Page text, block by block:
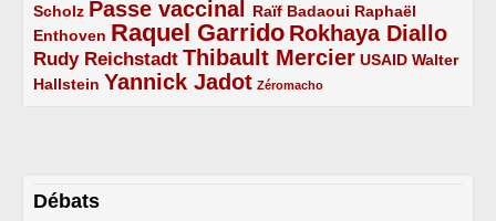
Scholz
2/5 Passe vaccinal
4/5 Raïf Badaoui
2/5
Raphaël
Enthoven
2/5 Raquel Garrido
5/5 Rokhaya Diallo
4/5
Rudy Reichstadt
3/5 Thibault Mercier
4/5 USAID
2/5
Walter
Hallstein
2/5 Yannick Jadot
4/5 Zéromacho
1/5
Débats